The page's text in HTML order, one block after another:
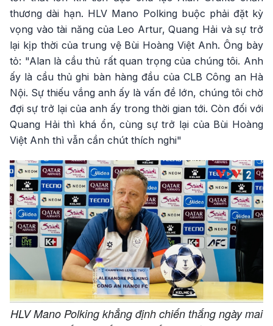
thương dài hạn. HLV Mano Polking buộc phải đặt kỳ
vọng vào tài năng của Leo Artur, Quang Hải và sự trở
lại kịp thời của trung vệ Bùi Hoàng Việt Anh. Ông bày
tỏ: "Alan là cầu thủ rất quan trọng của chúng tôi. Anh
ấy là cầu thủ ghi bàn hàng đầu của CLB Công an Hà
Nội. Sự thiếu vắng anh ấy là vấn đề lớn, chúng tôi chờ
đợi sự trở lại của anh ấy trong thời gian tới. Còn đối với
Quang Hải thì khá ổn, cùng sự trở lại của Bùi Hoàng
Việt Anh thì vẫn cần chút thích nghi"
HLV Mano Polking khẳng định chiến thắng ngày mai